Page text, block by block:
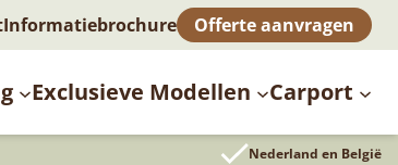
Informatiebrochure Offerte aanvragen
Exclusieve Modellen Carport
Nederland en België